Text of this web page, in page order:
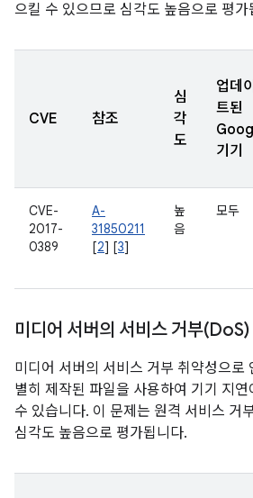
으킬 수 있으므로 심각도 높음으로 평가
CVE 참조
심
각
도
업데이
트된
기기
CVE-
2017-
0389
A-
31850211
[2] [3]
높
음
모두
미디어 서버의 서비스 거부(Do
미디어 서버의 서비스 거부 취약성으로
별히 제작된 파일을 사용하여 기기 지
수 있습니다. 이 문제는 원격 서비스 거
심각도 높음으로 평가됩니다.